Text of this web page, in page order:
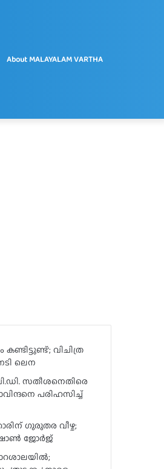
About MALAYALAM VARTHA
വിചിത്ര
ലെന
സതീശനെതിരെ
പരിഹസിച്ച്
ഗുരുതര വീഴ്ച;
ജോർജ്